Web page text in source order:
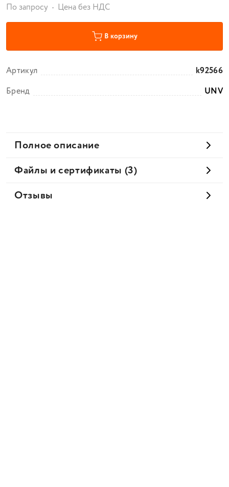
По запросу Цена без НДС
В корзину
Артикул
k92566
Бренд
UNV
Полное описание
Файлы и сертификаты (3)
Отзывы